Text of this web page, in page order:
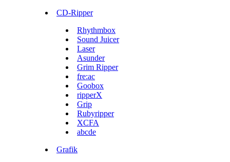
CD-Ripper
Rhythmbox
Sound Juicer
Laser
Asunder
Grim Ripper
fre:ac
Goobox
ripperX
Grip
Rubyripper
XCFA
abcde
Grafik